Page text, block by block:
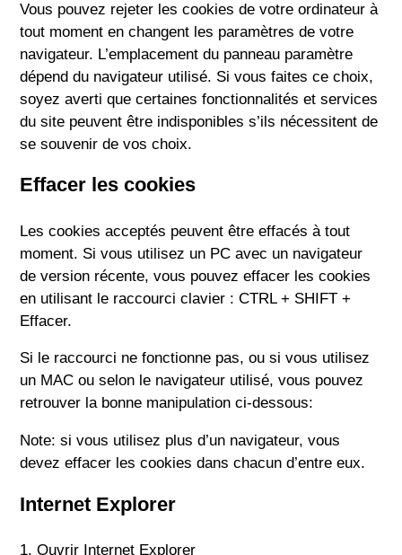
Vous pouvez rejeter les cookies de votre ordinateur à
tout moment en changent les paramètres de votre
navigateur. L’emplacement du panneau paramètre
dépend du navigateur utilisé. Si vous faites ce choix,
soyez averti que certaines fonctionnalités et services
du site peuvent être indisponibles s’ils nécessitent de
se souvenir de vos choix.
Effacer les cookies
Les cookies acceptés peuvent être effacés à tout
moment. Si vous utilisez un PC avec un navigateur
de version récente, vous pouvez effacer les cookies
en utilisant le raccourci clavier : CTRL + SHIFT +
Effacer.
Si le raccourci ne fonctionne pas, ou si vous utilisez
un MAC ou selon le navigateur utilisé, vous pouvez
retrouver la bonne manipulation ci-dessous:
Note: si vous utilisez plus d’un navigateur, vous
devez effacer les cookies dans chacun d’entre eux.
Internet Explorer
1. Ouvrir Internet Explorer